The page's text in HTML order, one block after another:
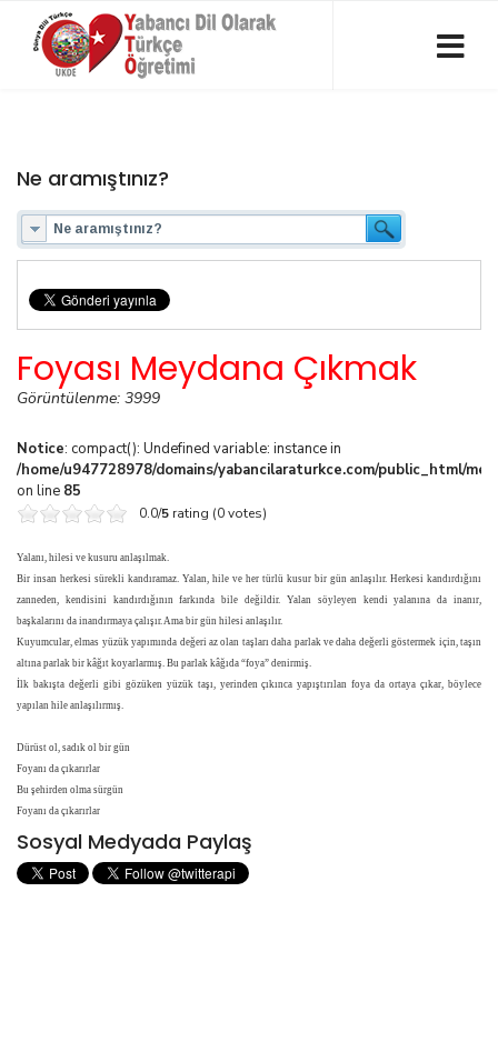
Ne aramıştınız?
Foyası Meydana Çıkmak
Görüntülenme: 3999
Notice: compact(): Undefined variable: instance in
/home/u947728978/domains/yabancilaraturkce.com/public_html/
on line 85
0.0/5 rating (0 votes)
Yalanı, hilesi ve kusuru anlaşılmak.
Bir insan herkesi sürekli kandıramaz. Yalan, hile ve her türlü kusur bir gün anlaşılır. Herkesi kandırdığını
zanneden, kendisini kandırdığının farkında bile değildir. Yalan söyleyen kendi yalanına da inanır,
başkalarını da inandırmaya çalışır. Ama bir gün hilesi anlaşılır.
Kuyumcular, elmas yüzük yapımında değeri az olan taşları daha parlak ve daha değerli göstermek için, taşın
altına parlak bir kâğıt koyarlarmış. Bu parlak kâğıda “foya” denirmiş.
İlk bakışta değerli gibi gözüken yüzük taşı, yerinden çıkınca yapıştırılan foya da ortaya çıkar, böylece
yapılan hile anlaşılırmış.
Dürüst ol, sadık ol bir gün
Foyanı da çıkarırlar
Bu şehirden olma sürgün
Foyanı da çıkarırlar
Sosyal Medyada Paylaş